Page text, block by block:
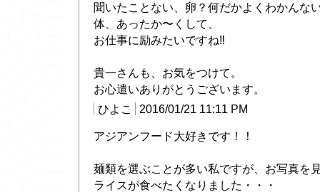
聞いたことない、卵？何だかよくわかんな
体、あったか〜くして、
お仕事に励みたいですね‼
貴一さんも、お気をつけて。
お心遣いありがとうございます。
ひよこ
2016/01/21 11:11 PM
アジアンフード大好きです！！
麺類を選ぶことが多い私ですが、お写真を
ライスが食べたくなりました・・・